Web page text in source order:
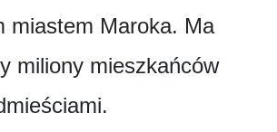
miastem Maroka. Ma
miliony mieszkańców